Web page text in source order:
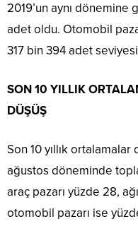
2019’un aynı dönemine
adet oldu. Otomobil
317 bin 394 adet
SON 10 YILLIK
DÜŞÜŞ
Son 10 yıllık ortalamalar
ağustos döneminde
araç pazarı yüzde 28,
otomobil pazarı ise